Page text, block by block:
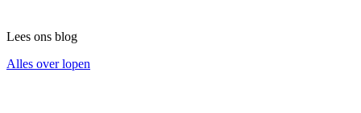
Lees ons blog
Alles over lopen